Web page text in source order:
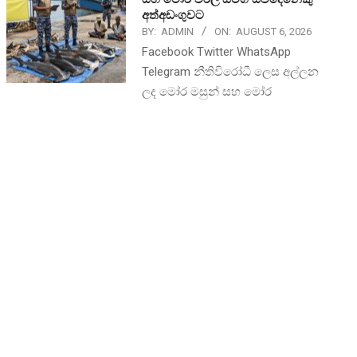
අත්අඩංගුවට
BY: ADMIN ON: AUGUST 6, 2026
Facebook Twitter WhatsApp
Telegram නීතිවිරෝධී ලෙස අල්ලන
ලද මෝර මසුන් සහ මෝර